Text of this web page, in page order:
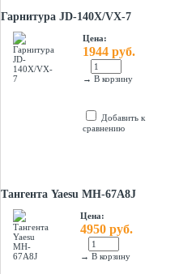
Гарнитура JD-140X/VX-7
Цена:
1944 руб.
→ В корзину
Добавить к
сравнению
Тангента Yaesu MH-67A8J
Цена:
4950 руб.
→ В корзину